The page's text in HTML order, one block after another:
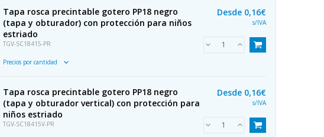
Tapa rosca precintable gotero PP18 negro
(tapa y obturador) con protección para niños
estriado
TGV-SC18415-PR
Precios por cantidad
Desde 0,16€
s/IVA
Tapa rosca precintable gotero PP18 negro
(tapa y obturador vertical) con protección para
niños estriado
TGV-SC18415V-PR
Desde 0,16€
s/IVA